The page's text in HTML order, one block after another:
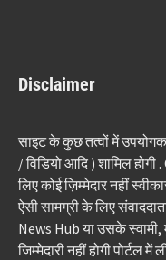
Disclaimer
साइट के कुछ तत्वों में
/ विडियो आदि ) शामिल
लिए कोई ज़िम्मेदार नहीं
ऐसी सामग्री के लिए
News Hub या उसके
जिम्मेदारी नहीं होगी पोर्टल